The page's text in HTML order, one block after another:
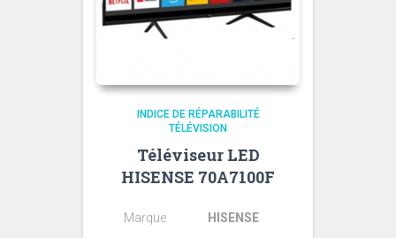
INDICE DE RÉPARABILITÉ
TÉLÉVISION
Téléviseur LED
HISENSE 70A7100F
Marque HISENSE